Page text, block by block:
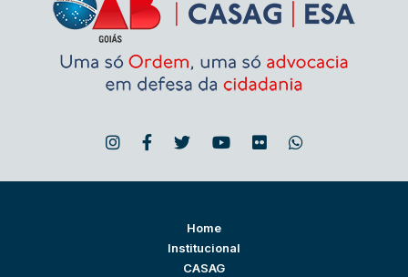
Home
Institucional
CASAG